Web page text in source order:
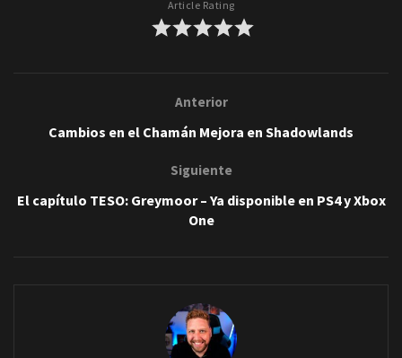
Article Rating
Anterior
Cambios en el Chamán Mejora en Shadowlands
Siguiente
El capítulo TESO: Greymoor – Ya disponible en PS4 y Xbox
One